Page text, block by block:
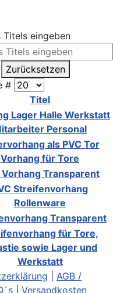
Titels eingeben
Zurücksetzen
#
Titel
Lager Halle Werkstatt
Personal
als PVC Tor
Vorhang für Tore
Vorhang Transparent
Streifenvorhang
Rollenware
Transparent
für Tore,
sowie Lager und
Werkstatt
AGB /
Versandkosten